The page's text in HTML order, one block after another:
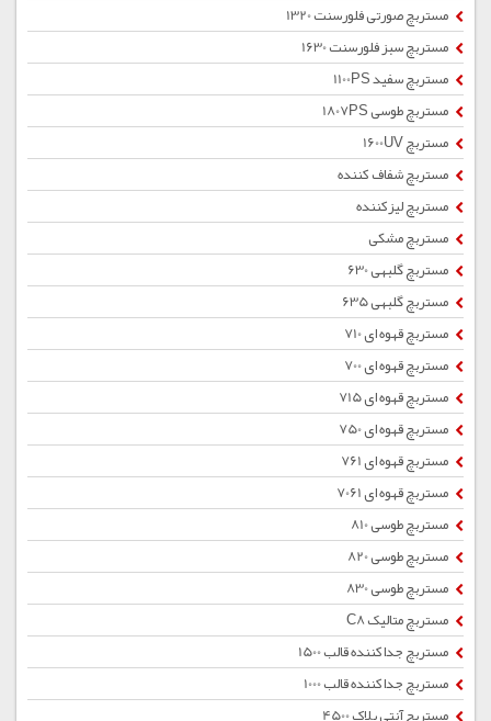
مستربچ صورتی فلورسنت 1320
مستربچ سبز فلورسنت 1630
مستربچ سفید 1100PS
مستربچ طوسی 1807PS
مستربچ 1600UV
مستربچ شفاف کننده
مستربچ لیزکننده
مستربچ مشکی
مستربچ گلبهی 630
مستربچ گلبهی 635
مستربچ قهوه ای 710
مستربچ قهوه ای 700
مستربچ قهوه ای 715
مستربچ قهوه ای 750
مستربچ قهوه ای 761
مستربچ قهوه ای 7061
مستربچ طوسی 810
مستربچ طوسی 820
مستربچ طوسی 830
مستربچ متالیک C8
مستربچ جداکننده قالب 1500
مستربچ جداکننده قالب 1000